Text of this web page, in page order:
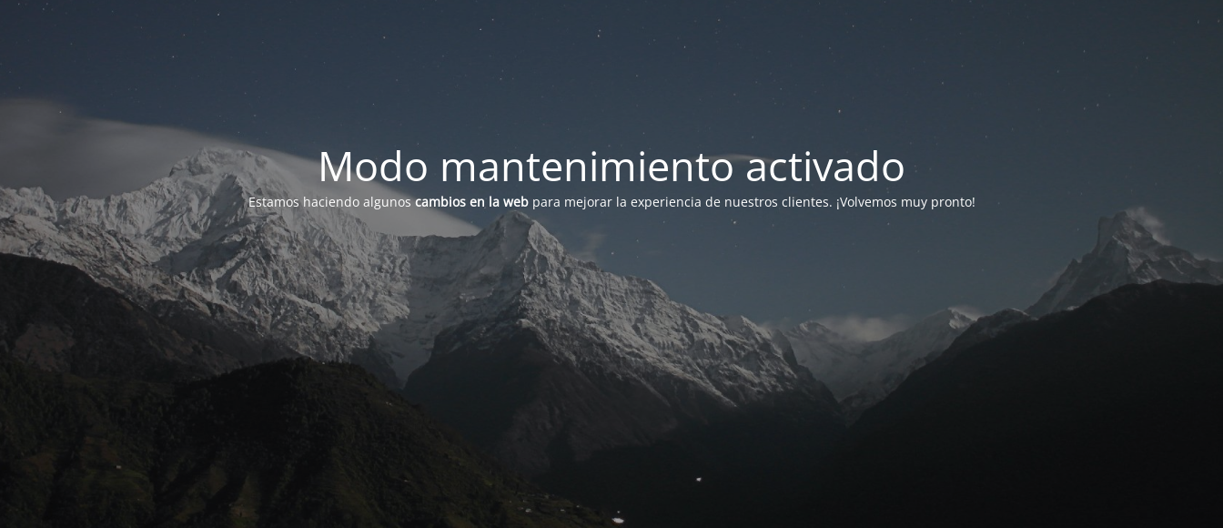
Modo mantenimiento activado
Estamos haciendo algunoscambios en la webpara mejorar la experiencia de nuestros clientes. ¡Volvemos muy pronto!